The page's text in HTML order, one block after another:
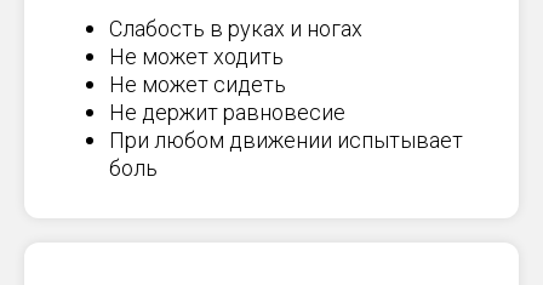
Слабость в руках и ногах
Не может ходить
Не может сидеть
Не держит равновесие
При любом движении испытывает
боль